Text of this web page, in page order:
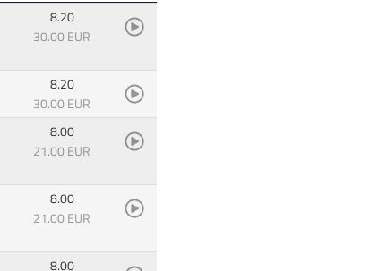
8.20
30.00 EUR
8.20
30.00 EUR
8.00
21.00 EUR
8.00
21.00 EUR
8.00